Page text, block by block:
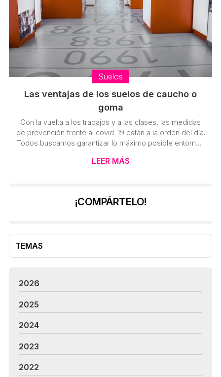
TEMAS
Las ventajas de los suelos de caucho o
goma
Suelos
Con la vuelta a los trabajos y a las clases, las medidas
de prevención frente al covid-19 están a la orden del día.
Todos buscamos garantizar lo máximo posible entornos
unos espacios protegidos y en este aspecto, la correcta
de limpiar los suelos, desde Punto Dip Vigo queremos
destacar los suelos de goma, una alternativa que facilita
LEER MÁS
¡COMPÁRTELO!
2026
2025
2024
2023
2022